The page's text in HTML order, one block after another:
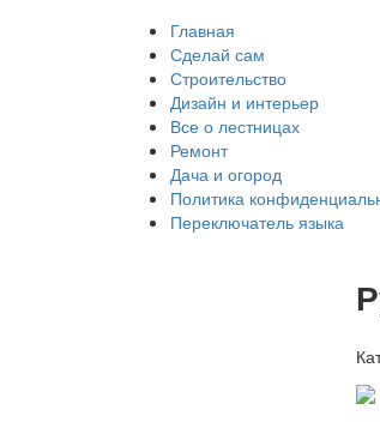
Главная
Сделай сам
Строительство
Дизайн и интерьер
Все о лестницах
Ремонт
Дача и огород
Политика
Переключатель языка